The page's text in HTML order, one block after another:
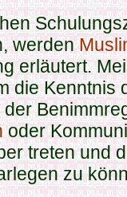
werden
erläutert.
die Kenntnis
der
oder
treten und
zu